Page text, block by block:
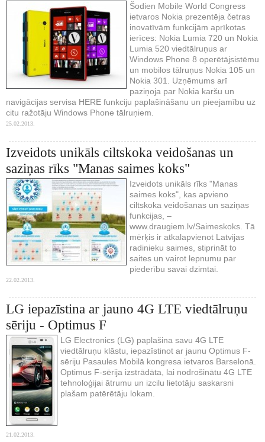
Šodien Mobile World Congress
ietvaros Nokia prezentēja četras
inovatīvām funkcijām aprīkotas
ierīces: Nokia Lumia 720 un Nokia
Lumia 520 viedtālruņus ar
Windows Phone 8 operētājsistēmu
un mobilos tālruņus Nokia 105 un
Nokia 301. Uzņēmums arī
paziņoja par Nokia karšu un
navigācijas servisa HERE funkciju paplašināšanu un pieejamību uz
citu ražotāju Windows Phone tālruņiem.
25.02.2013.
Izveidots unikāls ciltskoka veidošanas un
saziņas rīks "Manas saimes koks"
Izveidots unikāls rīks "Manas
saimes koks", kas apvieno
ciltskoka veidošanas un saziņas
funkcijas, –
www.draugiem.lv/Saimeskoks. Tā
mērķis ir atkalapvienot Latvijas
radinieku saimes, stiprināt to
saites un vairot lepnumu par
piederību savai dzimtai.
22.02.2013.
LG iepazīstina ar jauno 4G LTE viedtālruņu
sēriju - Optimus F
LG Electronics (LG) paplašina savu 4G LTE
viedtālruņu klāstu, iepazīstinot ar jaunu Optimus F-
sēriju Pasaules Mobilā kongresa ietvaros Barselonā.
Optimus F-sērija izstrādāta, lai nodrošinātu 4G LTE
tehnoloģijai ātrumu un izcilu lietotāju saskarsni
plašam patērētāju lokam.
21.02.2013.